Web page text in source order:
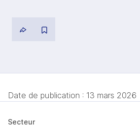
Date de publication : 13 mars 2026
Secteur